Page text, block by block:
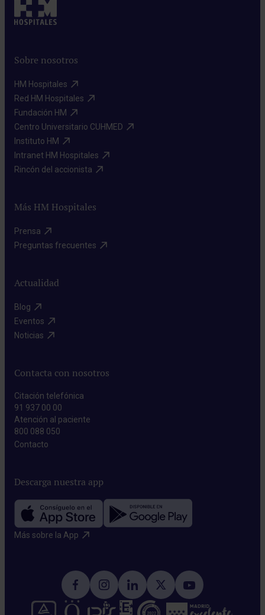
Sobre nosotros
HM Hospitales​
Red HM Hospitales​
Fundación HM​
Centro Universitario CUHMED​
Instituto HM​
Intranet HM Hospitales​
Rincón del accionista​
Más HM Hospitales
Prensa​
Preguntas frecuentes​
Actualidad
Blog​
Eventos​
Noticias​
Contacta con nosotros
Citación telefónica
91 937 00 00
Atención al paciente
800 088 050
Contacto​
Descarga nuestra app
Más sobre la App​